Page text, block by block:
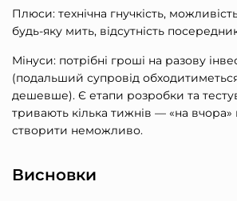
Плюси: технічна гнучкість,
будь-яку мить, відсутність
Мінуси: потрібні гроші на разову
(подальший супровід
дешевше). Є етапи розробки та
тривають кілька тижнів — «на вчора»
створити неможливо.
Висновки